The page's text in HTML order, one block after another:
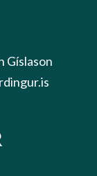
Gíslason